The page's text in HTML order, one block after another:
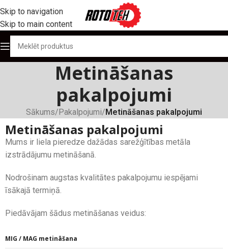
Skip to navigation
Skip to main content
Metināšanas
pakalpojumi
Sākums/Pakalpojumi/Metināšanas pakalpojumi
Metināšanas pakalpojumi
Mums ir liela pieredze dažādas sarežģītības metāla
izstrādājumu metināšanā.
Nodrošinam augstas kvalitātes pakalpojumu iespējami
īsākajā termiņā.
Piedāvājam šādus metināšanas veidus:
MIG / MAG metināšana